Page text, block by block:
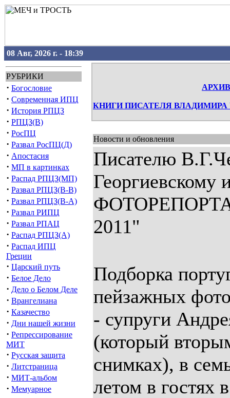
08 Авг, 2026 г. - 18:39
РУБРИКИ
· Богословие
· Современная ИПЦ
· История РПЦЗ
· РПЦЗ(В)
· РосПЦ
· Развал РосПЦ(Д)
· Апостасия
· МП в картинках
· Распад РПЦЗ(МП)
· Развал РПЦЗ(В-В)
· Развал РПЦЗ(В-А)
· Развал РИПЦ
· Развал РПАЦ
· Распад РПЦЗ(А)
· Распад ИПЦ
Греции
· Царский путь
· Белое Дело
· Дело о Белом Деле
· Врангелиана
· Казачество
· Дни нашей жизни
· Репрессирование
МИТ
· Русская защита
· Литстраница
· МИТ-альбом
· Мемуарное
АРХИВ
КНИГИ ПИСАТЕЛЯ ВЛАДИМИРА
Новости и обновления
Писателю
Георгиевскому
2011"
Подборка
пейзажных
- супруги
(который
снимках), в
летом в гостях